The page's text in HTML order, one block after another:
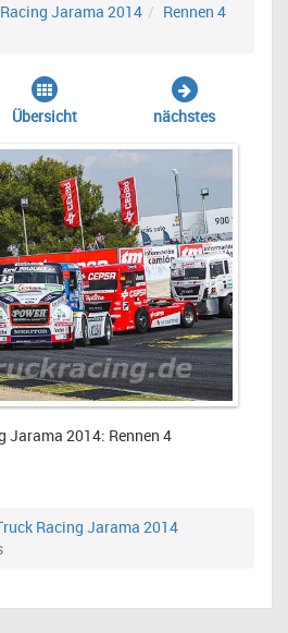
Jarama 2014
Rennen 4
Übersicht nächstes
Jarama 2014: Rennen 4
Racing Jarama 2014